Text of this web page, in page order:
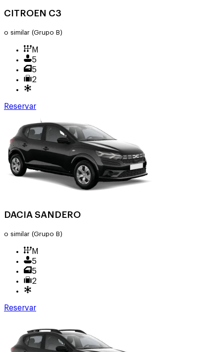
CITROEN C3
o similar (Grupo B)
M
5
5
2
Reservar
DACIA SANDERO
o similar (Grupo B)
M
5
5
2
Reservar